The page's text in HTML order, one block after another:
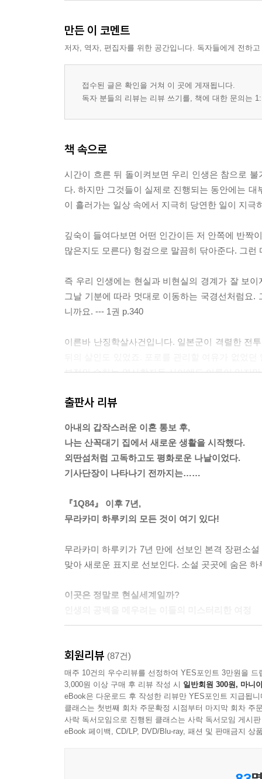
만든 이 코멘트
저자, 역자, 편집자를 위한 공간입니다. 독자들에게 전하
접수된 글은 확인을 거쳐 이 곳에 게재됩니다.
독자 분들의 리뷰는 리뷰 쓰기를, 책에 대한 문의는
책 속으로
시간이 흐른 뒤 돌이켜보면 우리 인생은 참으로
다. 하지만 그것들이 실제로 진행되는 동안에는
이 흘러가는 일상 속에서 지극히 당연한 일이 지
깊숙이 들여다보면 어떤 인간이든 저 안쪽에 반짝
많은지도 모른다) 헝겊으로 말끔히 닦아준다. 그
즉 우리 인생에는 현실과 비현실의 경계가 잘 보
그날 기분에 따라 멋대로 이동하는 국경선처럼요
니까요. --- 1권 p.340
이른바 난징학살사건입니다. 일본군이 격렬한 전
부적인 수치는 역사학자들 사이에도 이론이 있지
까요? --- 2권 p.88
늙는다는 것은 어쩌면 사람에게 죽음보다 더 뜻
로(그리고 사회적으로) 더이상 존재하지 않아도
커다란 유리창에 얼굴을 대고 바깥에 펼쳐진 태평
터였다. 이 세계는 무수한 생명과, 그리고 그것과
서도 보이지 않았다. 내 마음은 대체 어디에 있지?
“마음은 기억 속에 있어. 이미지를 먹으며 살아가는
그는 비밀을 지님으로써 이 세상에서 자기 존재
수 있다. 만약 간절히 염원한다면. 하지만 그것이
도 모른다. --- 2권 p.217~218
--- 본문 중에서
출판사 리뷰
아내의 갑작스러운 이혼 통보 후,
나는 산꼭대기 집에서 새로운 생활을 시작했다.
외딴섬처럼 고독하고도 평화로운 나날이었다.
기사단장이 나타나기 전까지는……
『1Q84』 이후 7년,
무라카미 하루키의 모든 것이 여기 있다!
무라카미 하루키가 7년 만에 선보인 본격 장편소
맞아 새로운 표지로 선보인다. 소설 곳곳에 숨은
이곳은 정말로 현실세계일까?
살던 산속 아틀리에에서 지내게 된다. 그리고 어
모차르트 오페라 [돈 조반니]의 등장인물을 일본
잇달아 일어난다. 골짜기 맞은편 호화로운 저택
정체 모를 소리를 좇아 집 뒤편의 사당으로 가보
의도적으로 지어놓은 듯한 원형의 석실이 드러난
모습과 똑같은, 수수께끼의 구덩이에서 풀려난 ‘이
회원리뷰 (87건)
매주 10건의 우수리뷰를 선정하여 YES포인트 3만원을 드
3,000원 이상 구매 후 리뷰 작성 시 일반회원 300원, 마니
eBook은 다운로드 후 작성한 리뷰만 YES포인트 지급됩니
클래스는 첫번째 회차 주문확정 시점부터 마지막 회차 주
사락 독서모임으로 진행된 클래스는 사락 독서모임 게시
eBook 페이백, CD/LP, DVD/Blu-ray, 패션 및 판매금지 상